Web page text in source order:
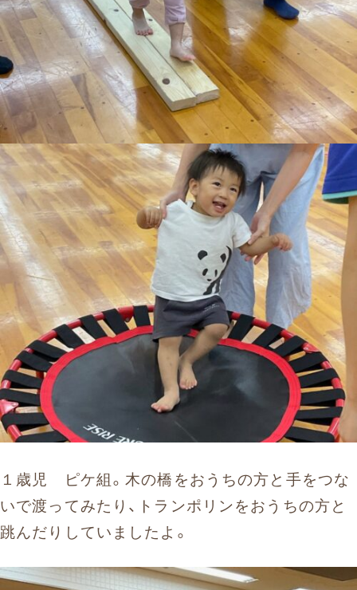
１歳児 ピケ組。木の橋をおうちの方と手をつな
いで渡ってみたり、トランポリンをおうちの方と
跳んだりしていましたよ。